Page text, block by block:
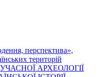
перспектива»,
територій
АРХЕОЛОГІЇ